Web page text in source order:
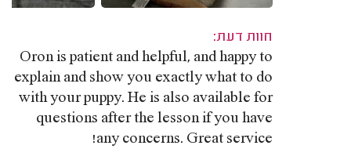
חוות דעת:
Oron is patient and helpful, and happy to
explain and show you exactly what to do
with your puppy. He is also available for
questions after the lesson if you have
any concerns. Great service!